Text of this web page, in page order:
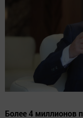
Более 4 миллионов